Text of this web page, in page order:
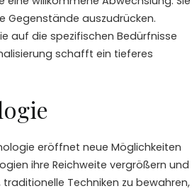
Gegenstände auszudrücken.
auf die spezifischen Bedürfnisse
schafft ein tieferes
eröffnet neue Möglichkeiten
ihre Reichweite vergrößern und
Techniken zu bewahren,